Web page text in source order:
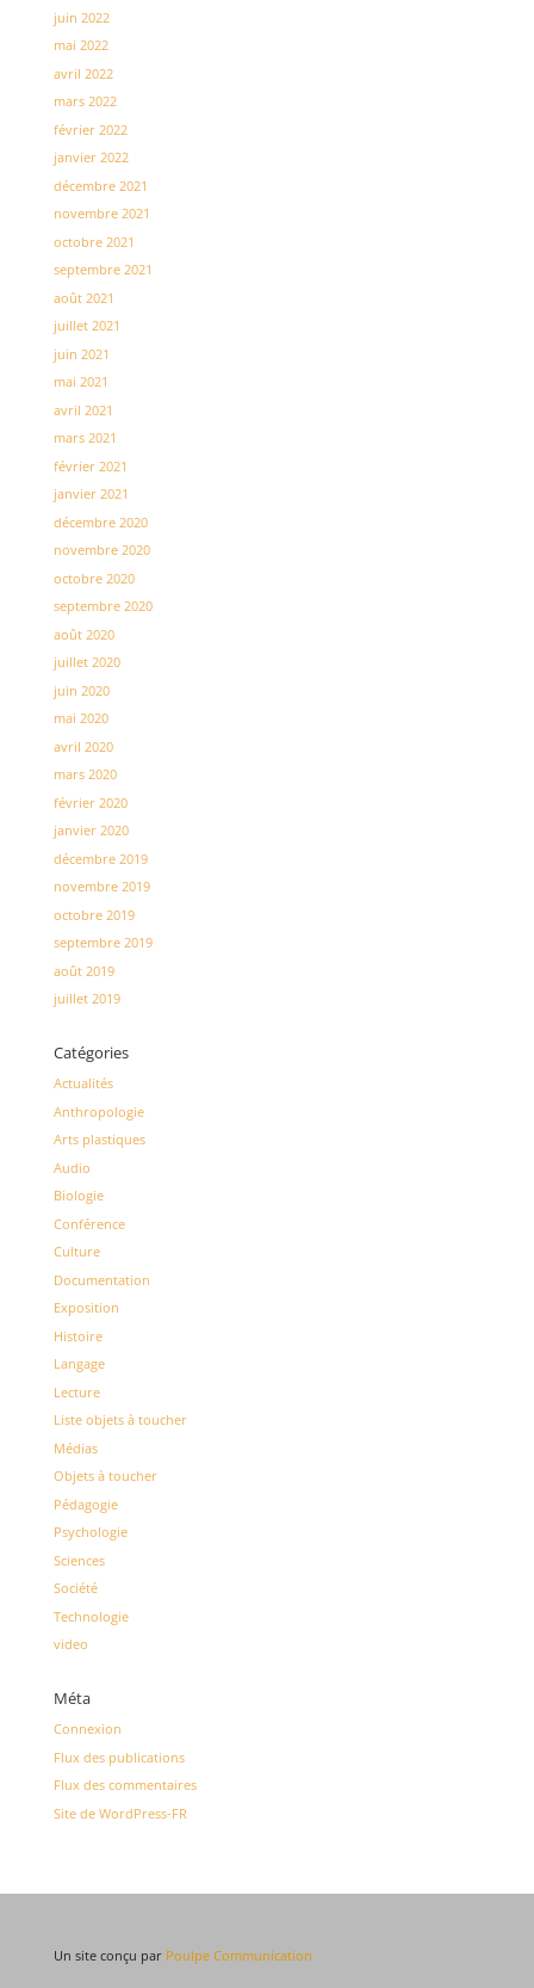
juin 2022
mai 2022
avril 2022
mars 2022
février 2022
janvier 2022
décembre 2021
novembre 2021
octobre 2021
septembre 2021
août 2021
juillet 2021
juin 2021
mai 2021
avril 2021
mars 2021
février 2021
janvier 2021
décembre 2020
novembre 2020
octobre 2020
septembre 2020
août 2020
juillet 2020
juin 2020
mai 2020
avril 2020
mars 2020
février 2020
janvier 2020
décembre 2019
novembre 2019
octobre 2019
septembre 2019
août 2019
juillet 2019
Catégories
Actualités
Anthropologie
Arts plastiques
Audio
Biologie
Conférence
Culture
Documentation
Exposition
Histoire
Langage
Lecture
Liste objets à toucher
Médias
Objets à toucher
Pédagogie
Psychologie
Sciences
Société
Technologie
video
Méta
Connexion
Flux des publications
Flux des commentaires
Site de WordPress-FR
Un site conçu par Poulpe Communication